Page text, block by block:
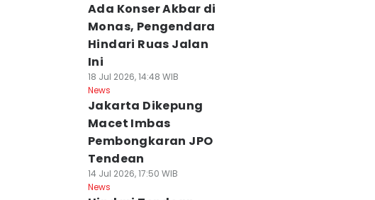
Ada Konser Akbar di
Monas, Pengendara
Hindari Ruas Jalan
Ini
18 Jul 2026, 14:48 WIB
News
Jakarta Dikepung
Macet Imbas
Pembongkaran JPO
Tendean
14 Jul 2026, 17:50 WIB
News